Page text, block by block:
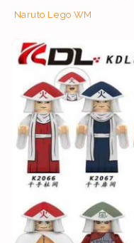
Naruto Lego WM